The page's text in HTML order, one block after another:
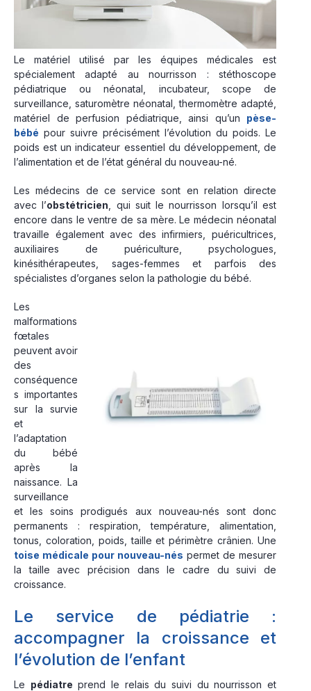
Le matériel utilisé par les équipes médicales est
spécialement adapté au nourrisson : stéthoscope
pédiatrique ou néonatal, incubateur, scope de
surveillance, saturomètre néonatal, thermomètre adapté,
matériel de perfusion pédiatrique, ainsi qu’un pèse-
bébé pour suivre précisément l’évolution du poids. Le
poids est un indicateur essentiel du développement, de
l’alimentation et de l’état général du nouveau-né.
Les médecins de ce service sont en relation directe
avec l’obstétricien , qui suit le nourrisson lorsqu’il est
encore dans le ventre de sa mère. Le médecin néonatal
travaille également avec des infirmiers, puéricultrices,
auxiliaires de puériculture, psychologues,
kinésithérapeutes, sages-femmes et parfois des
spécialistes d’organes selon la pathologie du bébé.
Les
malformations
fœtales
peuvent avoir
des
conséquence
s importantes
sur la survie
et
l’adaptation
du bébé
après la
naissance. La
surveillance
et les soins prodigués aux nouveau-nés sont donc
permanents : respiration, température, alimentation,
tonus, coloration, poids, taille et périmètre crânien. Une
toise médicale pour nouveau-nés permet de mesurer
la taille avec précision dans le cadre du suivi de
croissance.
Le service de pédiatrie :
accompagner la croissance et
l’évolution de l’enfant
Le pédiatre prend le relais du suivi du nourrisson et